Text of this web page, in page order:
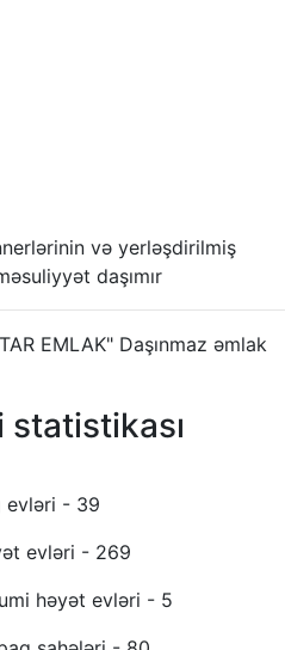
və yerləşdirilmiş
daşımır
EMLAK" Daşınmaz əmlak
statistikası
evləri - 39
evləri - 269
həyət evləri - 5